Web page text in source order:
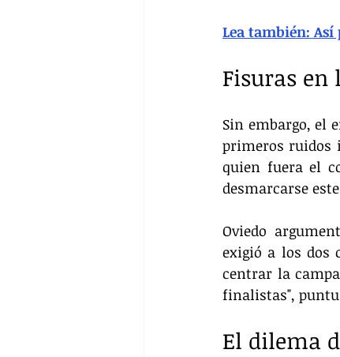
Lea también:
Fisuras en
Sin embargo, el
primeros ruidos
quien fuera el
desmarcarse
Oviedo
exigió a los dos
centrar la
finalistas",
El dilema